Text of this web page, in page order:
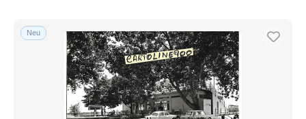
Neu